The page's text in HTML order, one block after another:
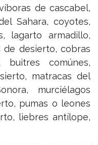
de cascabel,
Sahara, coyotes,
lagarto armadillo,
de desierto, cobras
buitres comúnes,
matracas del
murciélagos
pumas o leones
liebres antílope,